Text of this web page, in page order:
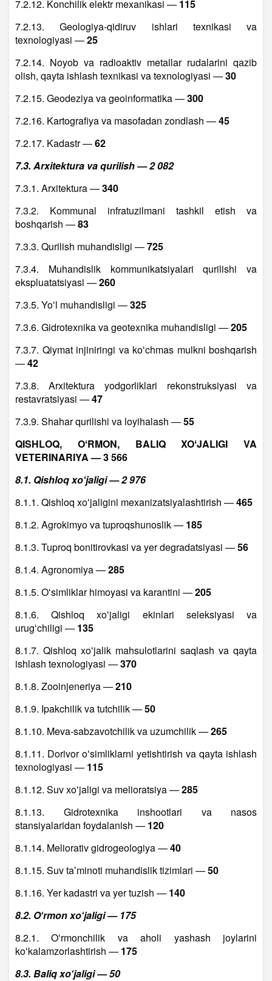
7.2.12. Konchilik elektr mexanikasi — 115
7.2.13. Geologiya-qidiruv ishlari texnikasi va
texnologiyasi —25
7.2.14. Noyob va radioaktiv metallar rudalarini qazib
olish, qayta ishlash texnikasi va texnologiyasi —30
7.2.15. Geodeziya va geoinformatika —300
7.2.16. Kartografiya va masofadan zondlash —45
7.2.17. Kadastr —62
7.3. Arxitektura va qurilish — 2 082
7.3.1. Arxitektura —340
7.3.2. Kommunal infratuzilmani tashkil etish va
boshqarish —83
7.3.3. Qurilish muhandisligi —725
7.3.4. Muhandislik kommunikatsiyalari qurilishi va
ekspluatatsiyasi —260
7.3.5. Yoʻl muhandisligi —325
7.3.6. Gidrotexnika va geotexnika muhandisligi —205
7.3.7. Qiymat injiniringi va koʻchmas mulkni boshqarish
—42
7.3.8. Arxitektura yodgorliklari rekonstruksiyasi va
restavratsiyasi —47
7.3.9. Shahar qurilishi va loyihalash —55
QISHLOQ, OʻRMON, BALIQ XOʻJALIGI VA
VETERINARIYA — 3 566
8.1. Qishloq xoʻjaligi — 2 976
8.1.1. Qishloq xoʻjaligini mexanizatsiyalashtirish —465
8.1.2. Agrokimyo va tuproqshunoslik — 185
8.1.3. Tuproq bonitirovkasi va yer degradatsiyasi —56
8.1.4. Agronomiya —285
8.1.5. Oʻsimliklar himoyasi va karantini —205
8.1.6. Qishloq xoʻjaligi ekinlari seleksiyasi va
urugʻchiligi — 135
8.1.7. Qishloq xoʻjalik mahsulotlarini saqlash va qayta
ishlash texnologiyasi —370
8.1.8. Zooinjeneriya —210
8.1.9. Ipakchilik va tutchilik —50
8.1.10. Meva-sabzavotchilik va uzumchilik —265
8.1.11. Dorivor oʻsimliklarni yetishtirish va qayta ishlash
texnologiyasi — 115
8.1.12. Suv xoʻjaligi va melioratsiya —285
8.1.13. Gidrotexnika inshootlari va nasos
stansiyalaridan foydalanish — 120
8.1.14. Meliorativ gidrogeologiya —40
8.1.15. Suv taʼminoti muhandislik tizimlari —50
8.1.16. Yer kadastri va yer tuzish — 140
8.2. Oʻrmon xoʻjaligi — 175
8.2.1. Oʻrmonchilik va aholi yashash joylarini
koʻkalamzorlashtirish — 175
8.3. Baliq xoʻjaligi — 50